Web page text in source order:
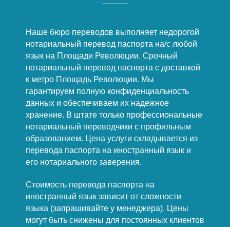
Наше бюро переводов выполняет недорогой
нотариальный перевод паспорта на/с любой
язык на Площади Революции. Срочный
нотариальный перевод паспорта с доставкой
к метро Площадь Революции. Мы
гарантируем полную конфиденциальность
данных и обеспечиваем их надежное
хранение. В штате только профессиональные
нотариальный переводчики с профильным
образованием. Цена услуги складывается из
перевода паспорта на иностранный язык и
его нотариального заверения.
Стоимость перевода паспорта на
иностранный язык зависит от сложности
языка (запрашивайте у менеджера). Цены
могут быть снижены для постоянных клиентов